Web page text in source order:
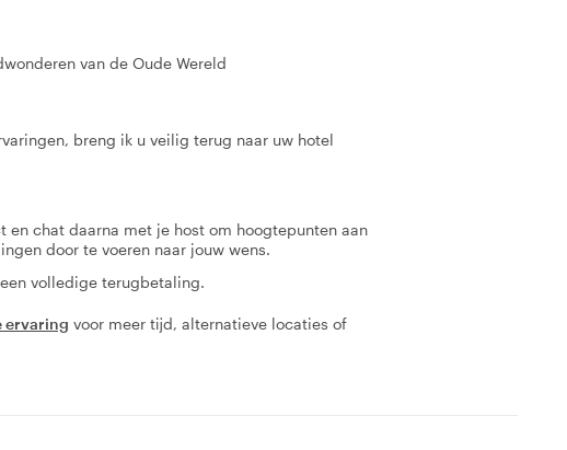
van de Oude Wereld
breng ik u veilig terug naar uw hotel
en chat daarna met je host om hoogtepunten aan
door te voeren naar jouw wens.
volledige terugbetaling.
ervaring voor meer tijd, alternatieve locaties of